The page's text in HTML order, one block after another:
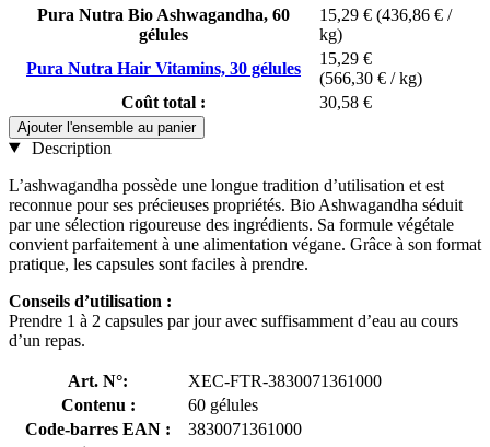
Pura Nutra Bio Ashwagandha, 60
gélules
15,29 € (436,86 € /
kg)
Pura Nutra Hair Vitamins, 30 gélules
15,29 €
(566,30 € / kg)
Coût total :
30,58 €
Ajouter l'ensemble au panier
Description
L’ashwagandha possède une longue tradition d’utilisation et est
reconnue pour ses précieuses propriétés. Bio Ashwagandha séduit
par une sélection rigoureuse des ingrédients. Sa formule végétale
convient parfaitement à une alimentation végane. Grâce à son format
pratique, les capsules sont faciles à prendre.
Conseils d’utilisation :
Prendre 1 à 2 capsules par jour avec suffisamment d’eau au cours
d’un repas.
Art. N°:
XEC-FTR-3830071361000
Contenu :
60 gélules
Code-barres EAN :
3830071361000